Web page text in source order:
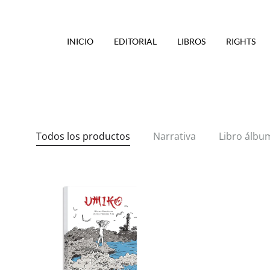
INICIO EDITORIAL LIBROS RIGHTS
Todos los productos Narrativa Libro